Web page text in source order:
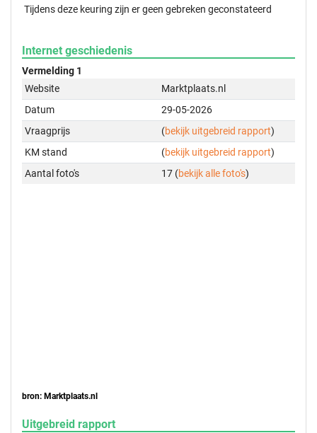
Tijdens deze keuring zijn er geen gebreken geconstateerd
Internet geschiedenis
Vermelding 1
Website
Marktplaats.nl
Datum
29-05-2026
Vraagprijs
(bekijk uitgebreid rapport)
KM stand
(bekijk uitgebreid rapport)
Aantal foto's
17 (bekijk alle foto's)
bron: Marktplaats.nl
Uitgebreid rapport